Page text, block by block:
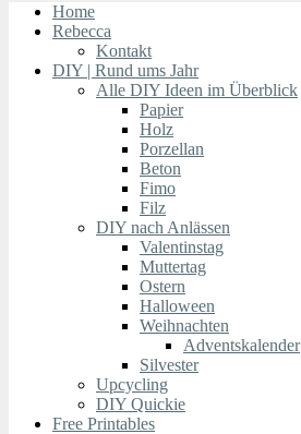
Home
Rebecca
Kontakt
DIY | Rund ums Jahr
Alle DIY Ideen im Überblick
Papier
Holz
Porzellan
Beton
Fimo
Filz
DIY nach Anlässen
Valentinstag
Muttertag
Ostern
Halloween
Weihnachten
Adventskalender
Silvester
Upcycling
DIY Quickie
Free Printables